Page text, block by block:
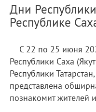
Дни
Республике
С 22 по 25 июня
Республики Саха
Республики
представлена
познакомит жителей